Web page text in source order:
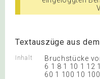
Textauszüge aus
Inhalt
Bruchstücke
6 1 8 1 10 1 12
60 1 100 10